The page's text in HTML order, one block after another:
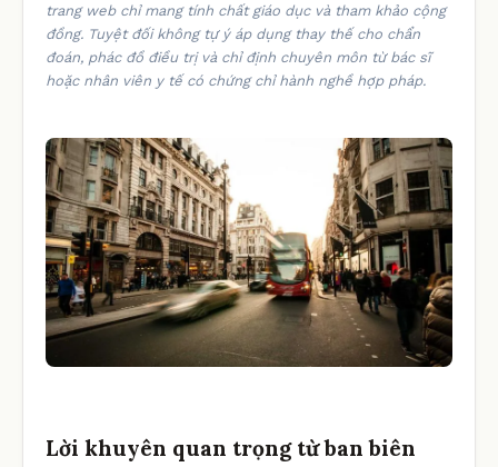
trang web chỉ mang tính chất giáo dục và tham khảo cộng
đồng. Tuyệt đối không tự ý áp dụng thay thế cho chẩn
đoán, phác đồ điều trị và chỉ định chuyên môn từ bác sĩ
hoặc nhân viên y tế có chứng chỉ hành nghề hợp pháp.
Lời khuyên quan trọng từ ban biên